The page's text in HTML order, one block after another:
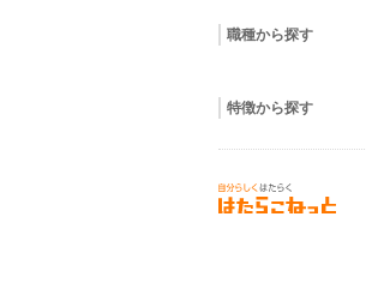
職種から探す
特徴から探す